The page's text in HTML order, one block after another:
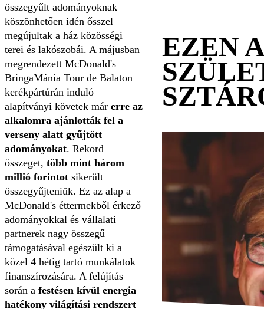
összegyűlt adományoknak
köszönhetően idén ősszel
megújultak a ház közösségi
terei és lakószobái. A májusban
megrendezett McDonald's
BringaMánia Tour de Balaton
kerékpártúrán induló
alapítványi követek már erre az
alkalomra ajánlották fel a
verseny alatt gyűjtött
adományokat. Rekord
összeget, több mint három
millió forintot sikerült
összegyűjteniük. Ez az alap a
McDonald's éttermekből érkező
adományokkal és vállalati
partnerek nagy összegű
támogatásával egészült ki a
közel 4 hétig tartó munkálatok
finanszírozására. A felújítás
során a festésen kívül energia
hatékony világítási rendszert
EZEN